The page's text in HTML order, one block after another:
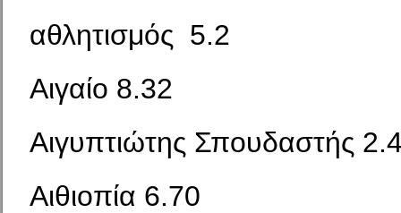
αθλητισμός 5.2
Αιγαίο 8.32
Αιγυπτιώτης Σπουδαστής
Αιθιοπία 6.70